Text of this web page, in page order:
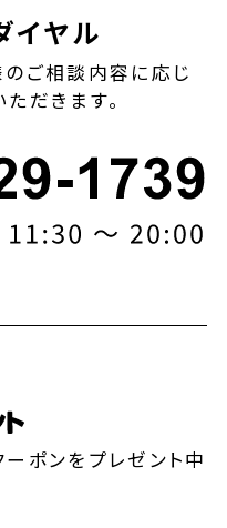
イヤル
のご相談内容に応じ
だきます。
ポンをプレゼント中